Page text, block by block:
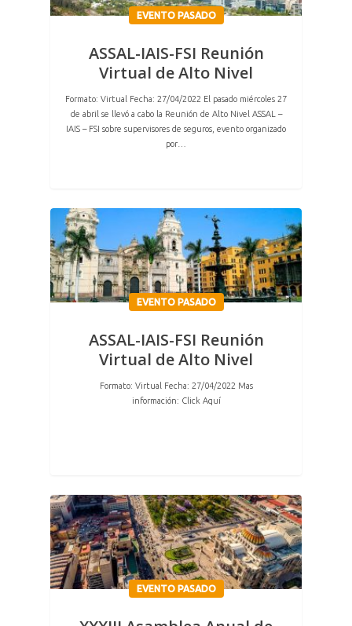
EVENTO PASADO
ASSAL-IAIS-FSI Reunión
Virtual de Alto Nivel
Formato: Virtual Fecha: 27/04/2022 El pasado miércoles 27
de abril se llevó a cabo la Reunión de Alto Nivel ASSAL –
IAIS – FSI sobre supervisores de seguros, evento organizado
por…
EVENTO PASADO
ASSAL-IAIS-FSI Reunión
Virtual de Alto Nivel
Formato: Virtual Fecha: 27/04/2022 Mas
información: Click Aquí
EVENTO PASADO